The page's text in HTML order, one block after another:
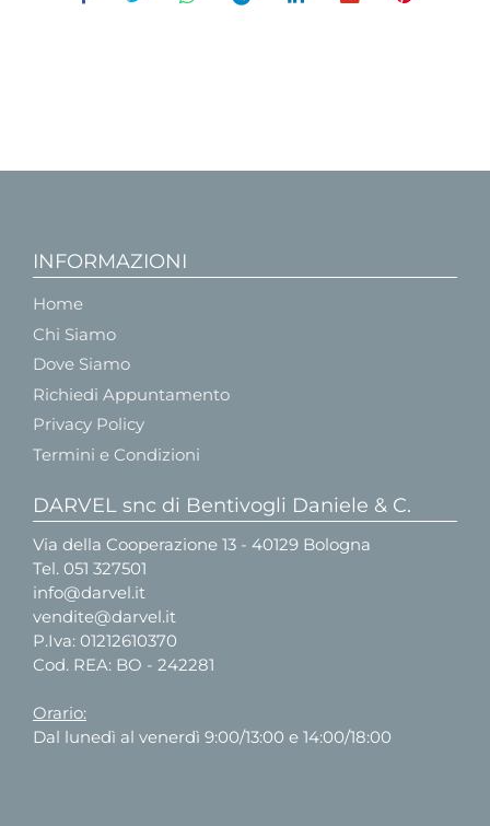
INFORMAZIONI
Home
Chi Siamo
Dove Siamo
Richiedi Appuntamento
Privacy Policy
Termini e Condizioni
DARVEL snc di Bentivogli Daniele & C.
Via della Cooperazione 13 - 40129 Bologna
Tel. 051 327501
info@darvel.it
vendite@darvel.it
P.Iva: 01212610370
Cod. REA: BO - 242281
Orario:
Dal lunedì al venerdì 9:00/13:00 e 14:00/18:00